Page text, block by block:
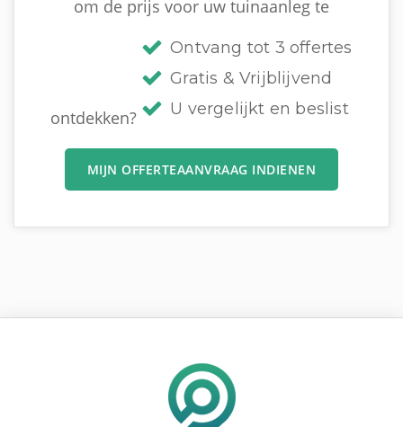
om de prijs voor uw tuinaanleg te
ontdekken?
Ontvang tot 3 offertes
Gratis & Vrijblijvend
U vergelijkt en beslist
MIJN OFFERTEAANVRAAG INDIENEN